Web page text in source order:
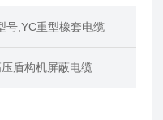
号,YC重型橡套电缆
盾构机屏蔽电缆